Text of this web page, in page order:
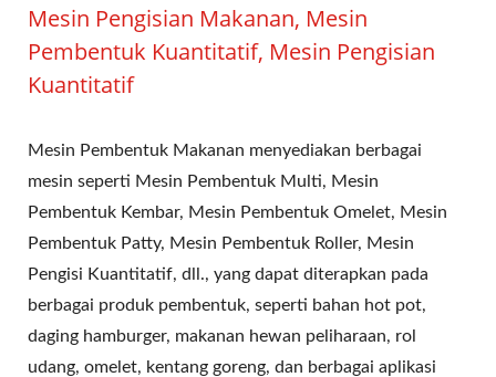
Mesin Pengisian Makanan, Mesin
Pembentuk Kuantitatif, Mesin Pengisian
Kuantitatif
Mesin Pembentuk Makanan menyediakan berbagai
mesin seperti Mesin Pembentuk Multi, Mesin
Pembentuk Kembar, Mesin Pembentuk Omelet, Mesin
Pembentuk Patty, Mesin Pembentuk Roller, Mesin
Pengisi Kuantitatif, dll., yang dapat diterapkan pada
berbagai produk pembentuk, seperti bahan hot pot,
daging hamburger, makanan hewan peliharaan, rol
udang, omelet, kentang goreng, dan berbagai aplikasi